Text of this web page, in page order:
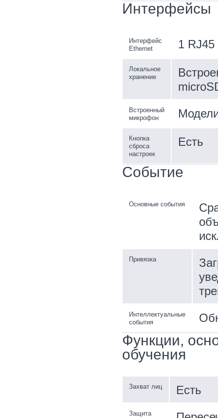
Интерфейсы
Интерфейс
Ethernet
1
Локальное
хранение
Встроенный
микрофон
Кнопка
сброса
настроек
Есть
Событие
Основные события
Привязка
Интеллектуальные
события
Функции,
обучения
Захват лиц Есть
Защита